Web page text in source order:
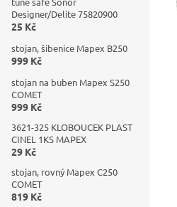
Designer/Delite 75820900
25 Kč
stojan, šibenice Mapex B250
999 Kč
stojan na buben Mapex S250
COMET
999 Kč
3621-325 KLOBOUCEK PLAST
CINEL 1KS MAPEX
29 Kč
stojan, rovný Mapex C250
COMET
819 Kč